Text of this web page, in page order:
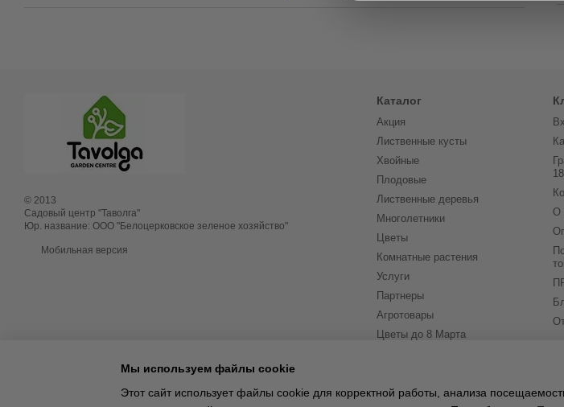
© 2013
Садовый центр "Таволга"
Юр. название: ООО "Белоцерковское зеленое хозяйство"
Мобильная версия
Каталог
Акция
Лиственные кусты
Хвойные
Плодовые
Лиственные деревья
Многолетники
Цветы
Комнатные растения
Услуги
Партнеры
Агротовары
Цветы до 8 Марта
О
Мы используем файлы cookie
Этот сайт использует файлы cookie для корректной работы, анализа